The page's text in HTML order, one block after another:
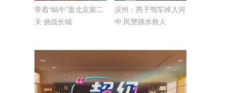
带着“蜗牛”逛北京第二
天 挑战长城
滨州：男子驾车掉入河
中 民警跳水救人